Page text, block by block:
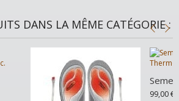
DANS LA MÊME CATÉGORIE :
99,00 €